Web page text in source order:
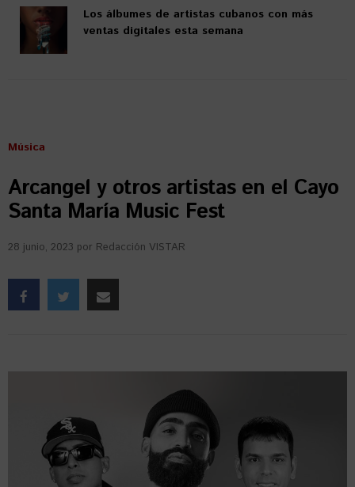
Los álbumes de artistas cubanos con más
ventas digitales esta semana
Música
Arcangel y otros artistas en el Cayo
Santa María Music Fest
28 junio, 2023 por Redacción VISTAR